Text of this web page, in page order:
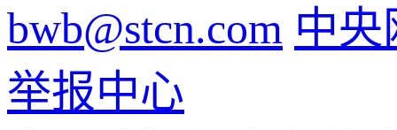
bwb@stcn.com 中
举报中心